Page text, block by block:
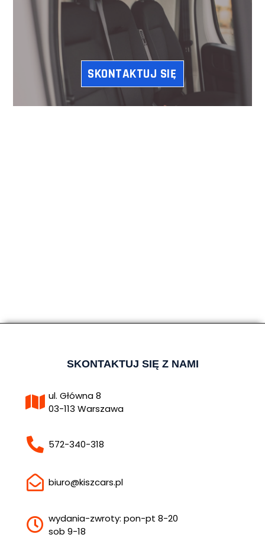
SKONTAKTUJ SIĘ
SKONTAKTUJ SIĘ Z NAMI
ul. Główna 8
03-113 Warszawa
572-340-318
biuro@kiszcars.pl
wydania-zwroty: pon-pt 8-20
sob 9-18